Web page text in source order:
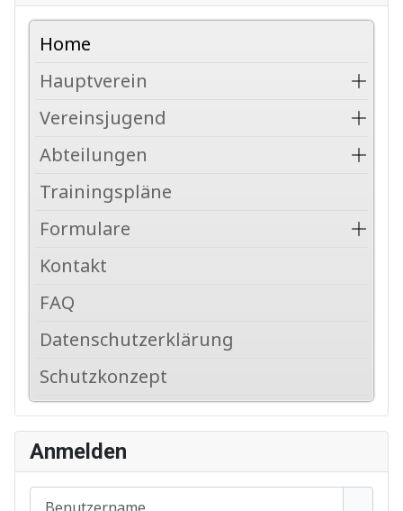
Home
Hauptverein
Vereinsjugend
Abteilungen
Trainingspläne
Formulare
Kontakt
FAQ
Datenschutzerklärung
Schutzkonzept
Anmelden